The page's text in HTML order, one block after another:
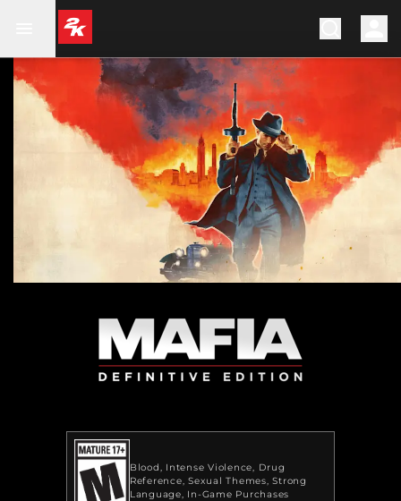
Blood Intense Violence
Drug
Reference Sexual Themes Strong
Language
In-Game Purchases